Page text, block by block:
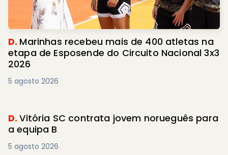
D. Marinhas recebeu mais de 400 atletas na
etapa de Esposende do Circuito Nacional 3x3
2026
5 agosto 2026
D.Vitória SC contrata jovem norueguês para
a equipa B
5 agosto 2026